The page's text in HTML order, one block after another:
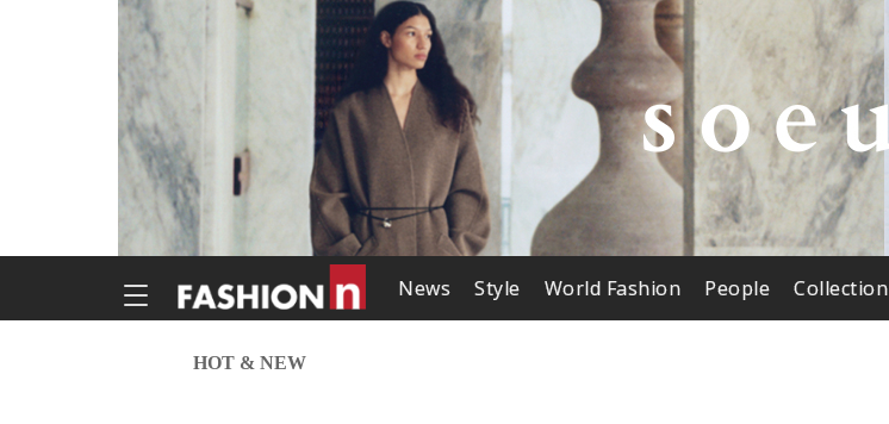
News Style World Fashion People Collection
HOT & NEW